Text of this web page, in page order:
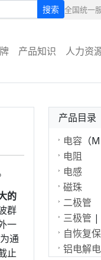
搜索 全国统一
产品知识 人力资
的
群
一
通
止
产品目录
电容 （
容）
电阻
电感
磁珠
二极管
三极管 |
自恢复
铝电解